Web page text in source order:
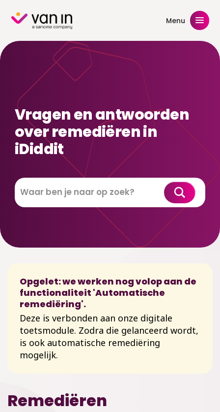
content Menu
Vragen en antwoorden
over remediëren in
iDiddit
Zoeken
Opgelet: we werken nog volop aan de
functionaliteit 'Automatische
remediëring'.
Deze is verbonden aan onze digitale
toetsmodule. Zodra die gelanceerd wordt,
is ook automatische remediëring
mogelijk.
Remediëren